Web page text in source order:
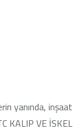
yanında,
KALIP VE